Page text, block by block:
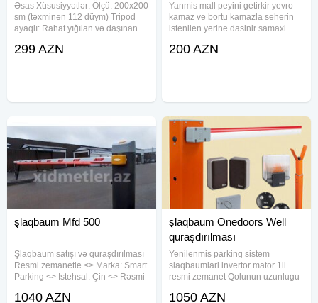
Əsas Xüsusiyyətlər: Ölçü: 200x200
sm (təxminən 112 düym) Tripod
ayaqlı: Rahat yığılan və daşınan
yüksək kontrast və fokuslanmış
299 AZN
Yanmis mall peyini getirkir yevro
kamaz ve bortu kamazla seherin
istenilen yerine dasinir samaxi
torpagi dasinir
200 AZN
şlaqbaum Mfd 500
Şlaqbaum satışı və quraşdırılması
Resmi zemanetle <> Marka: Smart
Parking <> İstehsal: Çin <> Rəsmi
6m <> İşləmə gərginliyi:220V
1040 AZN
şlaqbaum Onedoors Well
quraşdırılması
Yenilenmis parking sistem
slaqbaumlari invertor mator 1il
resmi zemanet Qolunun uzunlugu
2-3, saniye 2eded pult Isleme
1050 AZN